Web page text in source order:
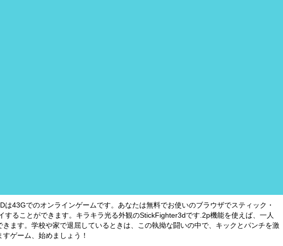
は43Gでのオンラインゲームです。あなたは無料でお使いのブラウザでスティック・
することができます。キラキラ光る外観のStickFighter3dです.2p機能を使えば、一人
ます。学校や家で退屈しているときは、この執拗な闘いの中で、キックとパンチを激
ゲーム、始めましょう！